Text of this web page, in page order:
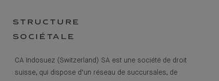
STRUCTURE
SOCIÉTALE
CA Indosuez (Switzerland) SA est une société de droit
suisse, qui dispose d’un réseau de succursales, de